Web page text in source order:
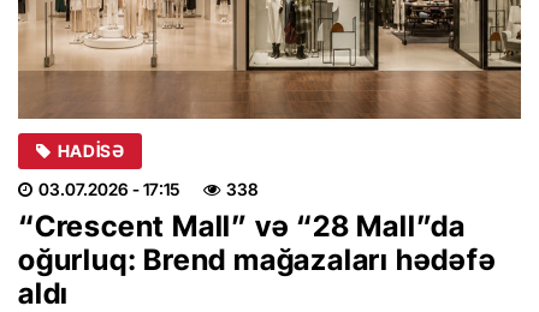
HADISƏ
03.07.2026 - 17:15 338
“Crescent Mall” və “28 Mall”da
oğurluq: Brend mağazaları hədəfə
aldı